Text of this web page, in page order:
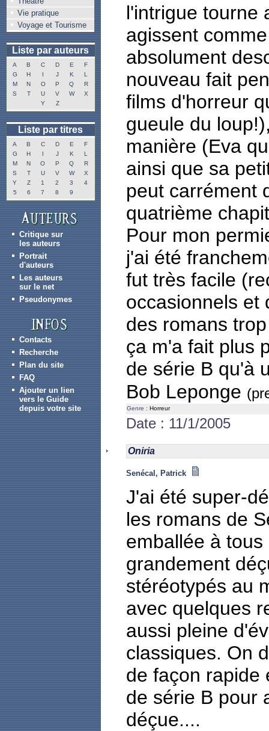
Vie pratique
Voyage et Tourisme
Liste par auteurs
A B C D E
F
G
H I J K
L
M
N O P Q
R
S
T U V W
X
Y
Z
Liste par titres
A B C D E
F
G
H I J K
L
M
N O P Q
R
S
T U V W
X
Y
Z 1 2 3
4
5
6 7 8 9
Critique sur
les auteurs
Portrait
d'auteurs
Les auteurs
sur le net
Pseudonymes
Contacts
Recherche
Plan du site
FAQ
Ajouter un lien
vers le Guide
depuis votre site
l'intrigue tourne
agissent
absolument
nouveau fait
films d'horreur
gueule du
manière (Eva
ainsi que sa
peut carrément
quatrième
Pour mon
j'ai été
fut très facile
occasionnels et
des romans
ça m'a fait plus
de série B qu'à
Bob Leponge
Genre : Horreur
Date : 11/1/2005
Oniria
Senécal, Patrick
J'ai été super-
les romans de
emballée à
grandement
stéréotypés au
avec quelques
aussi pleine
classiques. On
de façon rapide
de série B pour
déçue....